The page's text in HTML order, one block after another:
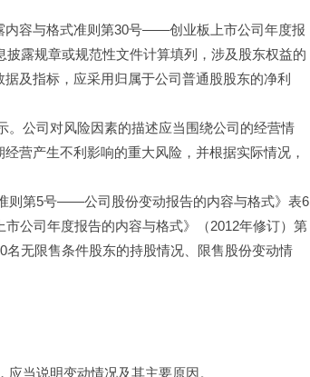
容与格式准则第30号——创业板上市公司年度报
露规章或规范性文件计算填列，涉及股东权益的
及指标，应采用归属于公司普通股股东的净利
司对风险因素的描述应当围绕公司的经营情
营产生不利影响的重大风险，并根据实际情况，
第5号——公司股份变动报告的内容与格式》表6
公司年度报告的内容与格式》（2012年修订）第
无限售条件股东的持股情况、限售股份变动情
说明变动情况及其主要原因。